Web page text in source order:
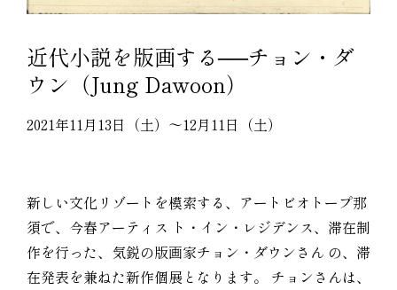
近代小説を版画する──チョン・ダ
ウン（Jung Dawoon）
2021年11月13日（土）～12月11日（土）
新しい文化リゾートを模索する、アートビオトープ那
須で、今春アーティス ト・イン・レジデンス、滞在制
作を行った、気鋭の版画家チョン・ダウンさん の、滞
在発表を兼ねた新作個展となります。 チョンさんは、